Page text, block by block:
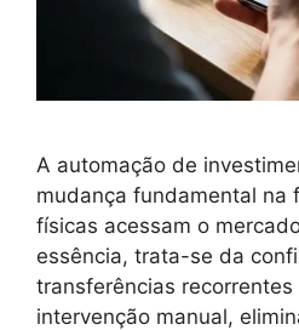
A automação de
mudança fundamental na
físicas acessam o
essência, trata-se da
transferências recorrentes
intervenção manual,